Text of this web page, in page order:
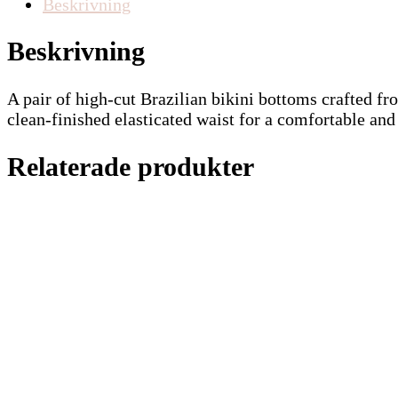
Beskrivning
Beskrivning
A pair of high-cut Brazilian bikini bottoms crafted
clean-finished elasticated waist for a comfortable and
Relaterade produkter